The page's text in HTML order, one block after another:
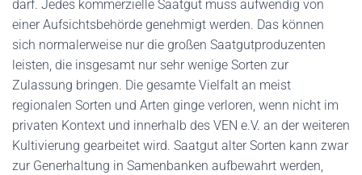
darf. Jedes kommerzielle Saatgut muss aufwendig von
einer Aufsichtsbehörde genehmigt werden. Das können
sich normalerweise nur die großen Saatgutproduzenten
leisten, die insgesamt nur sehr wenige Sorten zur
Zulassung bringen. Die gesamte Vielfalt an meist
regionalen Sorten und Arten ginge verloren, wenn nicht im
privaten Kontext und innerhalb des VEN e.V. an der weiteren
Kultivierung gearbeitet wird. Saatgut alter Sorten kann zwar
zur Generhaltung in Samenbanken aufbewahrt werden,